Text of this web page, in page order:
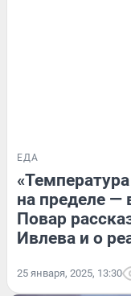
ЕДА
на пределе —
Повар
Ивлева и о
25 января, 2025, 13:30